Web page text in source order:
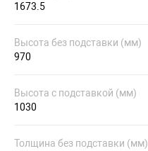
1673.5
Высота без подставки (мм)
970
Высота с подставкой (мм)
1030
Толщина без подставки (мм)